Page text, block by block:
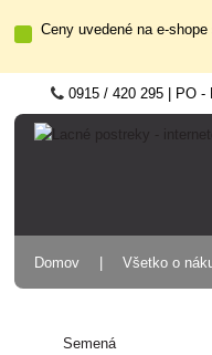
Ceny uvedené na e-
0915 / 420 295 | PO -
Domov Všetko o
Semená